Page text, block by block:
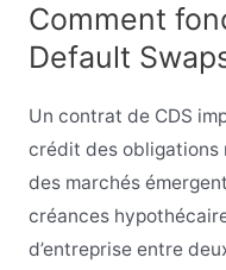
Comment
Default
Un contrat de CDS
crédit des obligations
des marchés
créances
d’entreprise entre